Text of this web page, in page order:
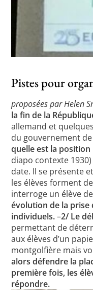
Pistes pour
proposées par Helen
la fin de la
allemand et
du gouvernement
quelle est la
diapo contexte
date. Il se présente
les élèves forment
interroge un élève
évolution de la prise
individuels.–2/ Le
permettant de
aux élèves d’un
montgolfière mais
alors défendre la
première fois, les
répondre.